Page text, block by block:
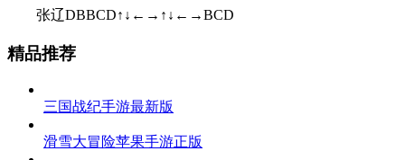
张辽DBBCD↑↓←→↑↓←→BCD
精品推荐
三国战纪手游最新版
滑雪大冒险苹果手游正版